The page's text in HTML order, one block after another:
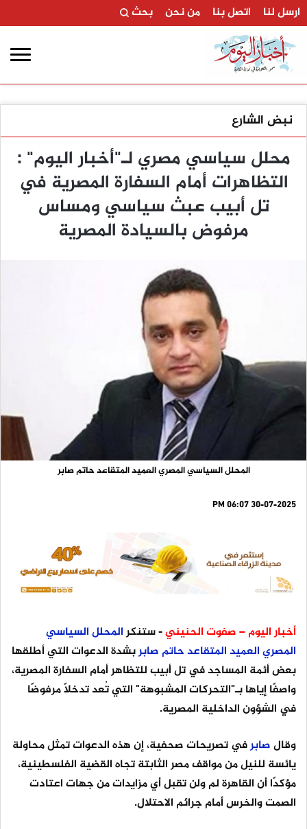
ارسل لنا اتصل بنا من نحن بحث
نبض الشارع
محلل سياسي مصري لـ"أخبار اليوم" :
التظاهرات أمام السفارة المصرية في
تل أبيب عبث سياسي ومساس
مرفوض بالسيادة المصرية
المحلل السياسي المصري العميد المتقاعد حاتم صابر
30-07-2025 06:07 PM
أخبار اليوم – صفوت الحنيني- ستنكرالمحللالسياسي
المصريالعميدالمتقاعدحاتم صابربشدة الدعوات التي أطلقها
بعض أئمة المساجد في تل أبيب للتظاهر أمام السفارة المصرية،
واصفًا إياها بـ"التحركات المشبوهة" التي تُعد تدخلًا مرفوضًا
في الشؤون الداخلية المصرية.
وقالصابرفي تصريحات صحفية، إن هذه الدعوات تمثل محاولة
يائسة للنيل من مواقف مصر الثابتة تجاه القضية الفلسطينية،
مؤكدًا أن القاهرة لم ولن تقبل أي مزايدات من جهات اعتادت
الصمت والخرس أمام جرائم الاحتلال.